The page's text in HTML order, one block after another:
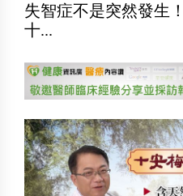
失智症不是突然發生
十...